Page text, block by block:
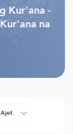
Kur'ana -
na
Ajet